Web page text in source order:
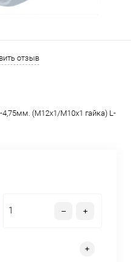
отзыв
4,75мм. (М12х1/М10х1 гайка) L-